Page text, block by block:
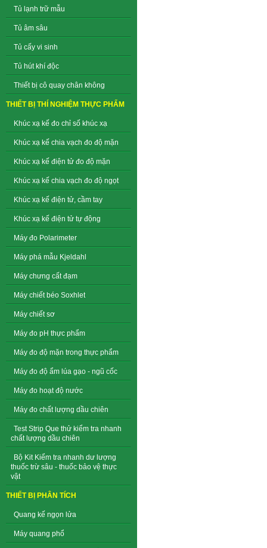
Tủ lạnh trữ mẫu
Tủ âm sâu
Tủ cấy vi sinh
Tủ hút khí độc
Thiết bị cô quay chân không
THIẾT BỊ THÍ NGHIỆM THỰC PHẨM
Khúc xạ kế đo chỉ số khúc xạ
Khúc xạ kế chia vạch đo độ mặn
Khúc xạ kế điện tử đo độ mặn
Khúc xạ kế chia vạch đo độ ngọt
Khúc xạ kế điện tử, cầm tay
Khúc xạ kế điện tử tự động
Máy đo Polarimeter
Máy phá mẫu Kjeldahl
Máy chưng cất đạm
Máy chiết béo Soxhlet
Máy chiết sơ
Máy đo pH thực phẩm
Máy đo độ mặn trong thực phẩm
Máy đo độ ẩm lúa gạo - ngũ cốc
Máy đo hoạt độ nước
Máy đo chất lượng dầu chiên
Test Strip Que thử kiểm tra nhanh
chất lượng dầu chiên
Bộ Kit Kiểm tra nhanh dư lượng
thuốc trừ sâu - thuốc bảo vệ thực
vật
THIẾT BỊ PHÂN TÍCH
Quang kế ngọn lửa
Máy quang phổ